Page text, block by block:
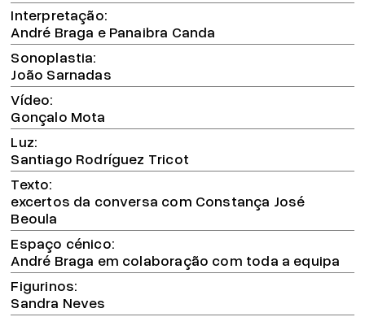
Interpretação
André Braga e Panaibra Canda
Sonoplastia
João Sarnadas
Vídeo
Gonçalo Mota
Luz
Santiago Rodríguez Tricot
Texto
excertos da conversa com Constança José
Beoula
Espaço cénico
André Braga em colaboração com toda a equipa
Figurinos
Sandra Neves